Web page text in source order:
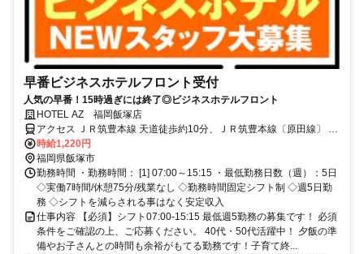
早番ビジネスホテルフロント受付
人気の早番！15時過ぎには終了◎ビジネスホテルフロント
HOTEL AZ 福岡飯塚店
アクセス ＪＲ筑豊本線 天道徒歩約10分、ＪＲ筑豊本線〔原田線〕 桂
川（福岡県）北口徒歩約27分、ＪＲ篠栗線〔福北ゆたか線〕 桂川
（福岡県）北口徒歩約27分 R福北ゆたか線「天道駅」より車で約4分
時給1,220円
福岡県飯塚市
勤務時間 ・勤務時間： [1] 07:00～15:15 ・最低勤務日数（週）：5日
◇実働7時間/休憩75分/残業なし ◇勤務時間固定シフト制 ◇週5日勤
務 ◇シフトを減らされる事はなく安定収入
仕事内容 【必須】シフト07:00-15:15 最低週5勤務の募集です！ 必須
条件をご確認の上、ご応募ください。 40代・50代活躍中！ 夕飯の準
備やお子さんとの時間も余裕がもてる勤務です！子育て終...